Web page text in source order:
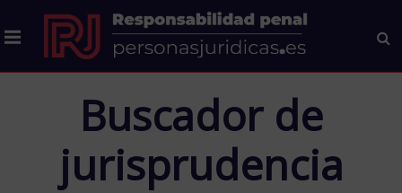
Buscador de
jurisprudencia